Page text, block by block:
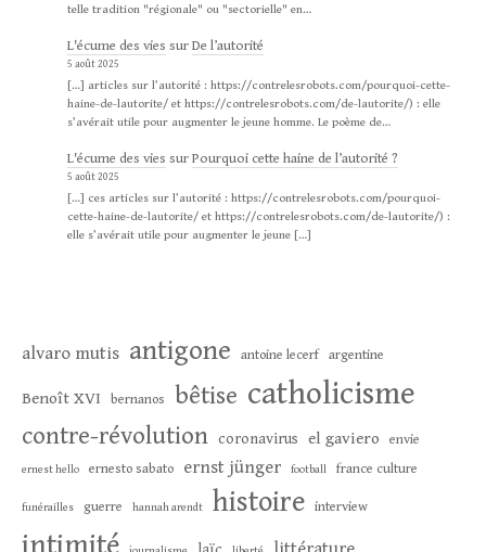
telle tradition "régionale" ou "sectorielle" en…
L'écume des vies surDe l’autorité
5 août 2025
[…] articles sur l’autorité : https://contrelesrobots.com/pourquoi-cette-
haine-de-lautorite/ et https://contrelesrobots.com/de-lautorite/) : elle
s’avérait utile pour augmenter le jeune homme. Le poème de…
L'écume des vies surPourquoi cette haine de l’autorité ?
5 août 2025
[…] ces articles sur l’autorité : https://contrelesrobots.com/pourquoi-
cette-haine-de-lautorite/ et https://contrelesrobots.com/de-lautorite/) :
elle s’avérait utile pour augmenter le jeune […]
alvaro mutis antigone antoine lecerf argentine
Benoît XVI bernanos bêtise catholicisme
contre-révolution coronavirus el gaviero envie
ernest hello ernesto sabato ernst jünger football france culture
funérailles guerre hannah arendt histoire interview
intimité